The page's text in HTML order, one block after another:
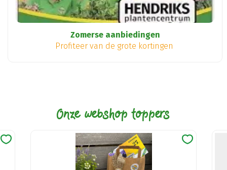
Zomerse aanbiedingen
Profiteer van de grote kortingen
Onze webshop toppers